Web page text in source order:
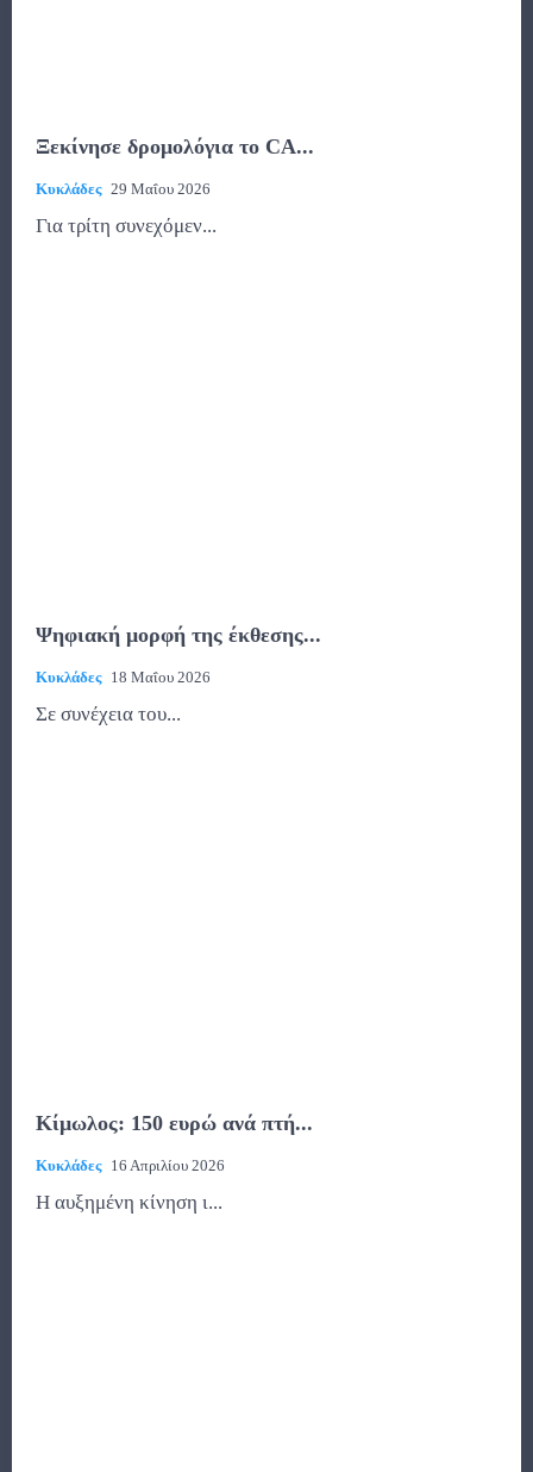
Ξεκίνησε δρομολόγια το CA...
Κυκλάδες 29 Μαΐου 2026
Για τρίτη συνεχόμεν...
Ψηφιακή μορφή της έκθεσης...
Κυκλάδες 18 Μαΐου 2026
Σε συνέχεια του...
Κίμωλος: 150 ευρώ ανά πτή...
Κυκλάδες 16 Απριλίου 2026
Η αυξημένη κίνηση ι...